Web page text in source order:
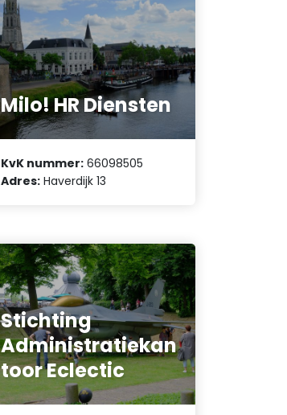
Milo! HR Diensten
KvK nummer: 66098505
Adres: Haverdijk 13
Stichting
Administratiekan
toor Eclectic